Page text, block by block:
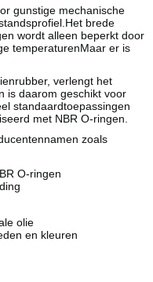
gunstige mechanische
brede
wordt alleen beperkt door
temperaturenMaar er is
verlengt het
is daarom geschikt voor
standaardtoepassingen
met NBR O-ringen.
zoals
O-ringen
olie
en kleuren